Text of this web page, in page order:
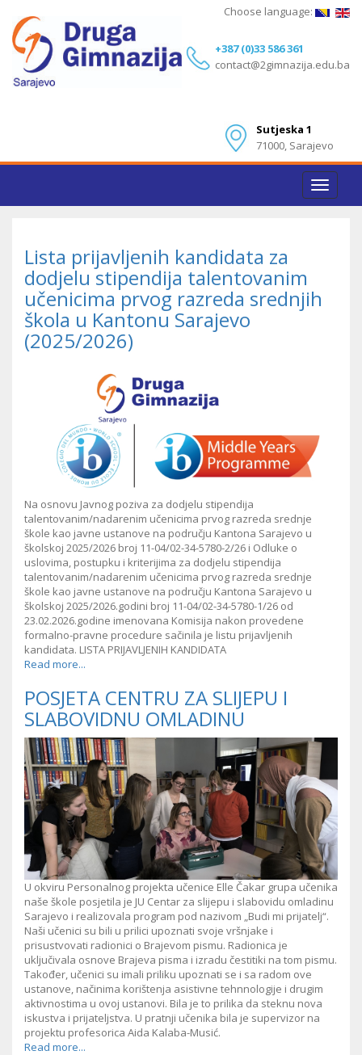
+387 (0)33 586 361
contact@2gimnazija.edu.ba
Sutjeska 1
71000, Sarajevo
Choose language:
Toggle
Lista prijavljenih kandidata za
dodjelu stipendija talentovanim
učenicima prvog razreda srednjih
škola u Kantonu Sarajevo
(2025/2026)
Na osnovu Javnog poziva za dodjelu stipendija
talentovanim/nadarenim učenicima prvog razreda srednje
škole kao javne ustanove na području Kantona Sarajevo u
školskoj 2025/2026 broj 11-04/02-34-5780-2/26 i Odluke o
uslovima, postupku i kriterijima za dodjelu stipendija
talentovanim/nadarenim učenicima prvog razreda srednje
škole kao javne ustanove na području Kantona Sarajevo u
školskoj 2025/2026.godini broj 11-04/02-34-5780-1/26 od
23.02.2026.godine imenovana Komisija nakon provedene
formalno-pravne procedure sačinila je listu prijavljenih
kandidata. LISTA PRIJAVLJENIH KANDIDATA
Read more...
POSJETA CENTRU ZA SLIJEPU I
SLABOVIDNU OMLADINU
U okviru Personalnog projekta učenice Elle Čakar grupa učenika
naše škole posjetila je JU Centar za slijepu i slabovidu omladinu
Sarajevo i realizovala program pod nazivom „Budi mi prijatelj“.
Naši učenici su bili u prilici upoznati svoje vršnjake i
prisustvovati radionici o Brajevom pismu. Radionica je
uključivala osnove Brajeva pisma i izradu čestitiki na tom pismu.
Također, učenici su imali priliku upoznati se i sa radom ove
ustanove, načinima korištenja asistivne tehnnologije i drugim
aktivnostima u ovoj ustanovi. Bila je to prilika da steknu nova
iskustva i prijateljstva. U pratnji učenika bila je supervizor na
projektu profesorica Aida Kalaba-Musić.
Read more...